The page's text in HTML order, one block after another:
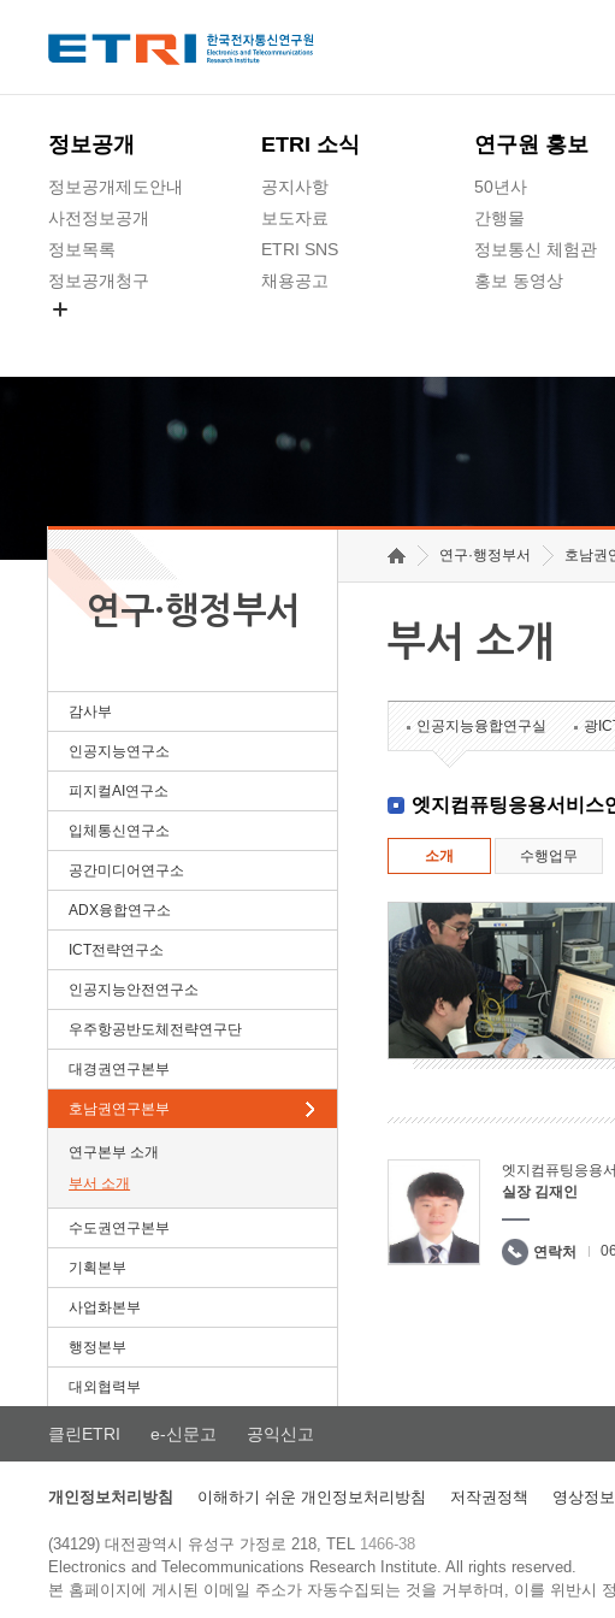
정보공개
정보공개제도안내
사전정보공개
정보목록
정보공개청구
ETRI 소식
공지사항
보도자료
ETRI SNS
채용공고
연구원 홍보
50년사
간행물
정보통신 체험관
홍보 동영상
연구·행정부서
감사부
인공지능연구소
피지컬AI연구소
입체통신연구소
공간미디어연구소
ADX융합연구소
ICT전략연구소
인공지능안전연구소
우주항공반도체전략연구단
대경권연구본부
호남권연구본부
연구본부 소개
부서 소개
수도권연구본부
기획본부
사업화본부
행정본부
대외협력부
연구·행정부서 호남권
부서 소개
인공지능융합연구실 광
엣지컴퓨팅응용서비스
소개 수행업무
엣지컴퓨팅응용
실장 김재인
연락처
클린ETRI e-신문고 공익신고
개인정보처리방침 이해하기 쉬운 개인정보처리방침 저작권정책 영상정
(34129) 대전광역시 유성구 가정로 218, TEL 1466-38
Electronics and Telecommunications Research Institute.All rights reserved.
본 홈페이지에 게시된 이메일 주소가 자동수집되는 것을 거부하며, 이를 위반시